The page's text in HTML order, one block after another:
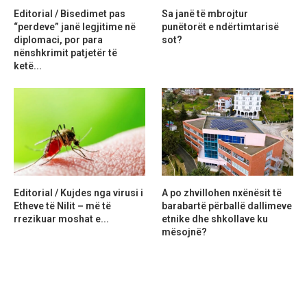
Editorial / Bisedimet pas
“perdeve” janë legjitime në
diplomaci, por para
nënshkrimit patjetër të
ketë...
Sa janë të mbrojtur
punëtorët e ndërtimtarisë
sot?
Editorial / Kujdes nga virusi i
Etheve të Nilit – më të
rrezikuar moshat e...
A po zhvillohen nxënësit të
barabartë përballë dallimeve
etnike dhe shkollave ku
mësojnë?